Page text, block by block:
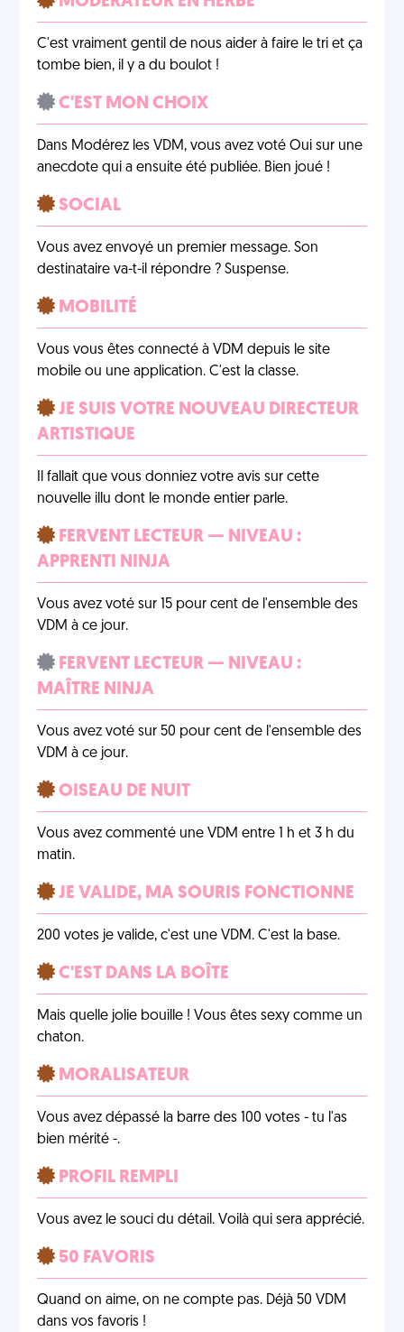
C'est vraiment gentil de nous aider à faire le tri et ça
tombe bien, il y a du boulot !
C'EST MON CHOIX
Dans Modérez les VDM, vous avez voté Oui sur une
anecdote qui a ensuite été publiée. Bien joué !
SOCIAL
Vous avez envoyé un premier message. Son
destinataire va-t-il répondre ? Suspense.
MOBILITÉ
Vous vous êtes connecté à VDM depuis le site
mobile ou une application. C'est la classe.
JE SUIS VOTRE NOUVEAU DIRECTEUR
ARTISTIQUE
Il fallait que vous donniez votre avis sur cette
nouvelle illu dont le monde entier parle.
FERVENT LECTEUR — NIVEAU :
APPRENTI NINJA
Vous avez voté sur 15 pour cent de l'ensemble des
VDM à ce jour.
FERVENT LECTEUR — NIVEAU :
MAÎTRE NINJA
Vous avez voté sur 50 pour cent de l'ensemble des
VDM à ce jour.
OISEAU DE NUIT
Vous avez commenté une VDM entre 1 h et 3 h du
matin.
JE VALIDE, MA SOURIS FONCTIONNE
200 votes je valide, c'est une VDM. C'est la base.
C'EST DANS LA BOÎTE
Mais quelle jolie bouille ! Vous êtes sexy comme un
chaton.
MORALISATEUR
Vous avez dépassé la barre des 100 votes - tu l'as
bien mérité -.
PROFIL REMPLI
Vous avez le souci du détail. Voilà qui sera apprécié.
50 FAVORIS
Quand on aime, on ne compte pas. Déjà 50 VDM
dans vos favoris !